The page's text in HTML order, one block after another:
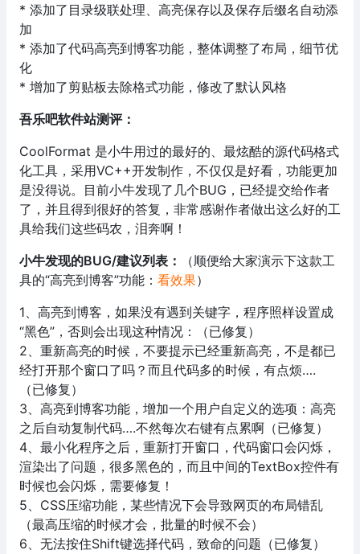
* 添加了目录级联处理、高亮保存以及保存后缀名自动添
加
* 添加了代码高亮到博客功能，整体调整了布局，细节优
化
* 增加了剪贴板去除格式功能，修改了默认风格
吾乐吧软件站测评：
CoolFormat 是小牛用过的最好的、最炫酷的源代码格式
化工具，采用VC++开发制作，不仅仅是好看，功能更加
是没得说。目前小牛发现了几个BUG，已经提交给作者
了，并且得到很好的答复，非常感谢作者做出这么好的工
具给我们这些码农，泪奔啊！
小牛发现的BUG/建议列表：
（顺便给大家演示下这款工
具的“高亮到博客”功能： 看效果）
1、高亮到博客，如果没有遇到关键字，程序照样设置成
“黑色”，否则会出现这种情况：（已修复）
2、重新高亮的时候，不要提示已经重新高亮，不是都已
经打开那个窗口了吗？而且代码多的时候，有点烦….
（已修复）
3、高亮到博客功能，增加一个用户自定义的选项：高亮
之后自动复制代码….不然每次右键有点累啊（已修复）
4、最小化程序之后，重新打开窗口，代码窗口会闪烁，
渲染出了问题，很多黑色的，而且中间的TextBox控件有
时候也会闪烁，需要修复！
5、CSS压缩功能，某些情况下会导致网页的布局错乱
（最高压缩的时候才会，批量的时候不会）
6、无法按住Shift键选择代码，致命的问题（已修复）